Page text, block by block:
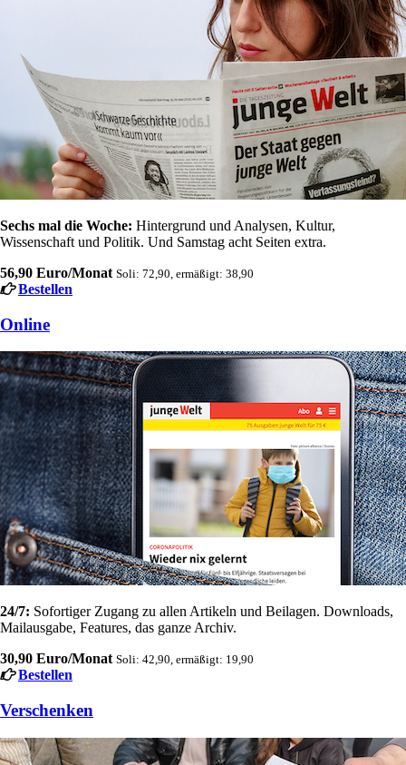
Sechs mal die Woche: Hintergrund und Analysen, Kultur,
Wissenschaft und Politik. Und Samstag acht Seiten extra.
56,90 Euro/Monat Soli: 72,90, ermäßigt: 38,90
Bestellen
Online
24/7: Sofortiger Zugang zu allen Artikeln und Beilagen. Downloads,
Mailausgabe, Features, das ganze Archiv.
30,90 Euro/Monat Soli: 42,90, ermäßigt: 19,90
Bestellen
Verschenken